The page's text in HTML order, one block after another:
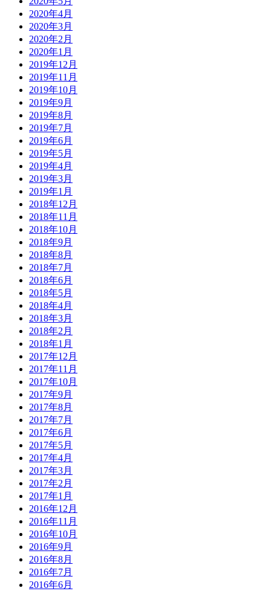
2020年4月
2020年3月
2020年2月
2020年1月
2019年12月
2019年11月
2019年10月
2019年9月
2019年8月
2019年7月
2019年6月
2019年5月
2019年4月
2019年3月
2019年1月
2018年12月
2018年11月
2018年10月
2018年9月
2018年8月
2018年7月
2018年6月
2018年5月
2018年4月
2018年3月
2018年2月
2018年1月
2017年12月
2017年11月
2017年10月
2017年9月
2017年8月
2017年7月
2017年6月
2017年5月
2017年4月
2017年3月
2017年2月
2017年1月
2016年12月
2016年11月
2016年10月
2016年9月
2016年8月
2016年7月
2016年6月